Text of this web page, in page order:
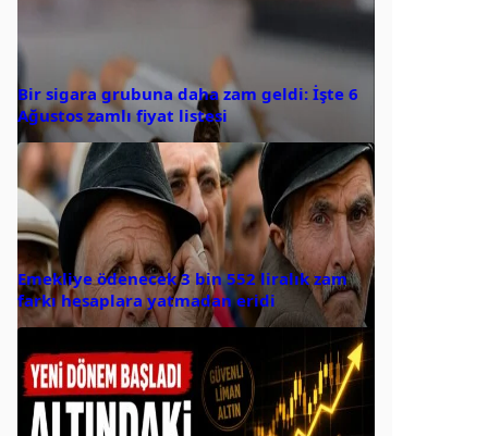
Bir sigara grubuna daha zam geldi: İşte 6
Ağustos zamlı fiyat listesi
Emekliye ödenecek 3 bin 552 liralık zam
farkı hesaplara yatmadan eridi